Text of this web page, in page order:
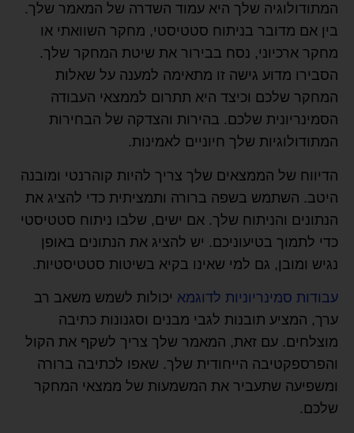
המתודולוגיה שלך היא עמוד השדרה של המאמר שלך.
בין אם מדובר בניתוח סטטיסטי, מחקר השוואתי או
מחקר ארכיוני, נסח בבירור את שיטת המחקר שלך.
הסבירו מדוע גישה זו מתאימה למענה על שאלות
המחקר שלכם וכיצד היא תתרום לממצאי העבודה
הסמינריונית שלכם. בהירות והצדקה של הבחירות
המתודולוגיות שלך חיוניים לאמינות.
הדיווח של הממצאים שלך צריך להיות קוהרנטי ומובנה
היטב. השתמש בשפה ברורה ותמציתית כדי להציג את
הנתונים והניתוח שלך. אם ישים, שלבו ניתוח סטטיסטי
כדי לתמוך בטיעוניכם. יש להציג את הנתונים באופן
נגיש ומובן, גם למי שאינו בקיא בשיטות סטטיסטיות.
עבודות סמינריוניות לדוגמא יכולות לשמש משאב רב
ערך, המציע תובנות לגבי מבנים וסגנונות כתיבה
מוצלחים. עם זאת, המאמר שלך צריך לשקף את הקול
והפרספקטיבה הייחודית שלך. שאפו לכתיבה ברורה
ומשפיעה שתעביר את המשמעות של ממצאי המחקר
שלכם.